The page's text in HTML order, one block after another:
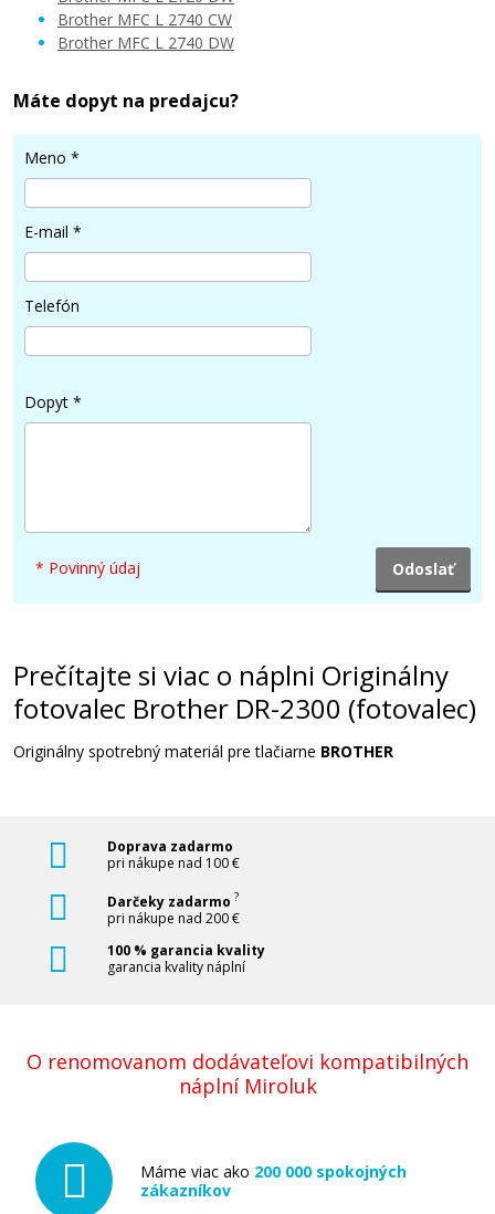
Pridať do košíka
Brother TN-2320 (Čierny)
Originálny toner
Pridať do košíka
Brother MFC L 2740 CW
Brother MFC L 2740 DW
Máte dopyt na predajcu?
Meno *
E-mail *
Telefón
Dopyt *
* Povinný údaj
Prečítajte si viac o náplni Originálny
fotovalec Brother DR-2300 (fotovalec)
Originálny spotrebný materiál pre tlačiarne BROTHER
Doprava zadarmo
pri nákupe nad 100 €
Darčeky zadarmo ?
pri nákupe nad 200 €
100 % garancia kvality
garancia kvality náplní
O renomovanom dodávateľovi kompatibilných
náplní Miroluk
Máme viac ako 200 000 spokojných
zákazníkov